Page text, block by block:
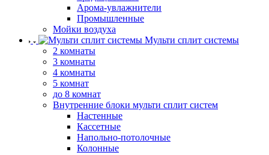
Арома-увлажнители
Промышленные
Мойки воздуха
Мульти сплит системы
2 комнаты
3 комнаты
4 комнаты
5 комнат
до 8 комнат
Внутренние блоки мульти сплит систем
Настенные
Кассетные
Напольно-потолочные
Колонные